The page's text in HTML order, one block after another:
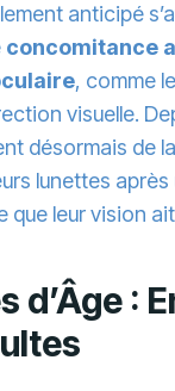
anticipé
concomitance
, comme le
visuelle.
désormais de
lunettes après
leur vision
d’Âge :